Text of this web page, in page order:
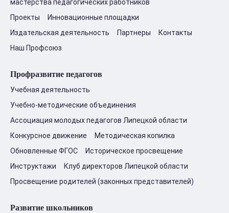
мастерства педагогических работников
Проекты
Инновационные площадки
Издательская деятельность
Партнеры
Контакты
Наш Профсоюз
Профразвитие педагогов
Учебная деятельность
Учебно-методические объединения
Ассоциация молодых педагогов Липецкой области
Конкурсное движение
Методическая копилка
Обновленные ФГОС
Историческое просвещение
Инструктажи
Клуб директоров Липецкой области
Просвещение родителей (законных представителей)
Развитие школьников